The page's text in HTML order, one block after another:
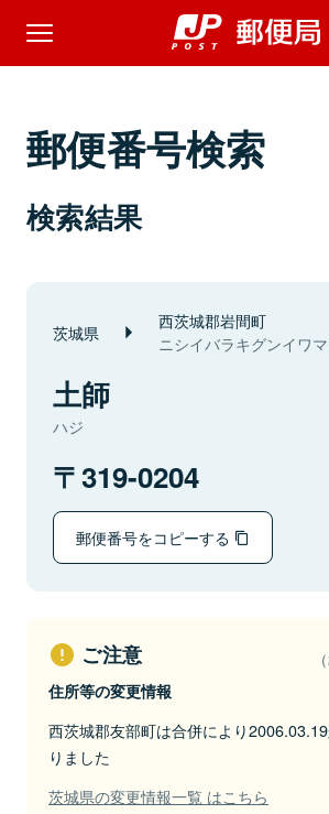
郵便番号検索
検索結果
茨城県 西茨城郡岩間町
ニシイバラキグンイワ
土師
ハジ
319-0204
郵便番号をコピーする
ご注意
住所等の変更情報
西茨城郡友部町は合併により
りました
茨城県の変更情報一覧 はこちら